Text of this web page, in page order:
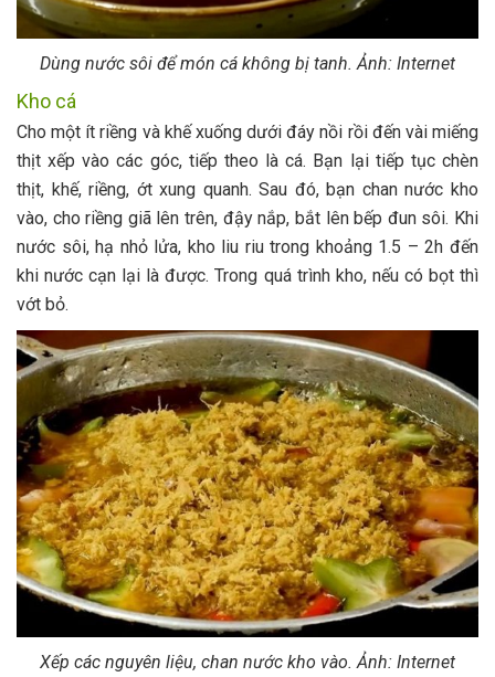
Dùng nước sôi để món cá không bị tanh. Ảnh: Internet
Kho cá
Cho một ít riềng và khế xuống dưới đáy nồi rồi đến vài miếng
thịt xếp vào các góc, tiếp theo là cá. Bạn lại tiếp tục chèn
thịt, khế, riềng, ớt xung quanh. Sau đó, bạn chan nước kho
vào, cho riềng giã lên trên, đậy nắp, bắt lên bếp đun sôi. Khi
nước sôi, hạ nhỏ lửa, kho liu riu trong khoảng 1.5 – 2h đến
khi nước cạn lại là được. Trong quá trình kho, nếu có bọt thì
vớt bỏ.
Xếp các nguyên liệu, chan nước kho vào. Ảnh: Internet